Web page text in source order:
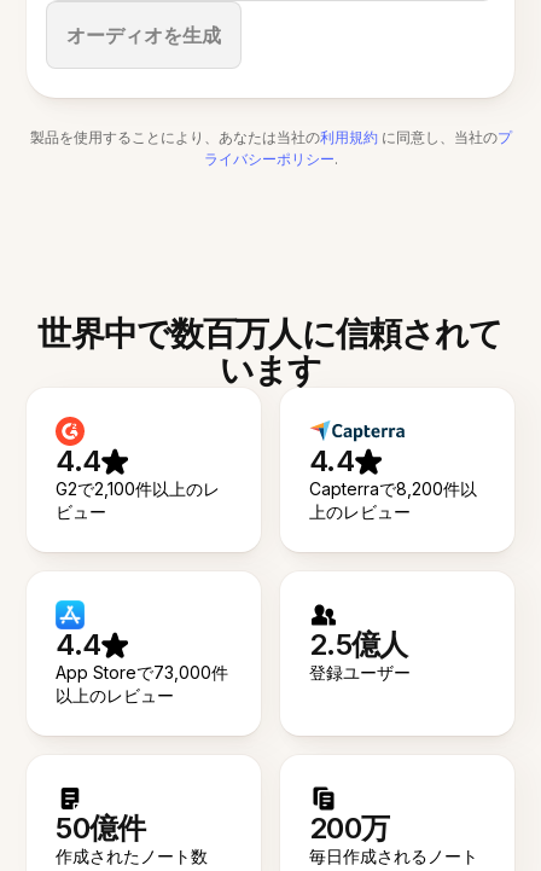
オーディオを生成
停止
製品を使用することにより、あなたは当社の利用規約 に同意し、当社のプ
ライバシーポリシー.
世界中で数百万人に信頼されて
います
4.4
G2で2,100件以上のレ
ビュー
4.4
Capterraで8,200件以
上のレビュー
4.4
App Storeで73,000件
以上のレビュー
2.5億人
登録ユーザー
50億件
作成されたノート数
200万
毎日作成されるノート